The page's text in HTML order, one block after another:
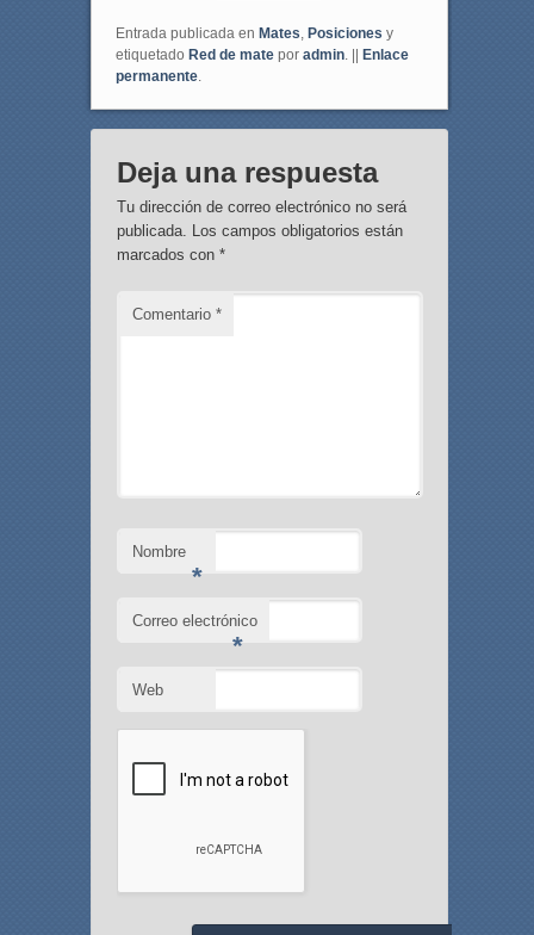
Entrada publicada en Mates Posiciones y
etiquetado Red de matepor admin. || Enlace
permanente.
Deja una respuesta
Tu dirección de correo electrónico no será
publicada. Los campos obligatorios están
marcados con *
Comentario *
Nombre
*
Correo electrónico
*
Web